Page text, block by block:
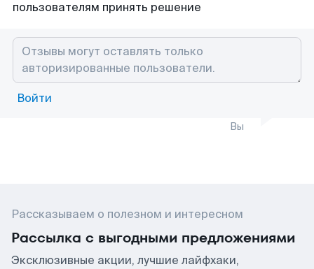
пользователям принять решение
Войти
Вы
Рассказываем о полезном и интересном
Рассылка с выгодными предложениями
Эксклюзивные акции, лучшие лайфхаки,